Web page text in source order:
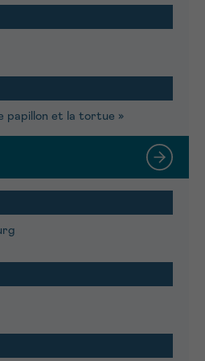
papillon et la tortue »